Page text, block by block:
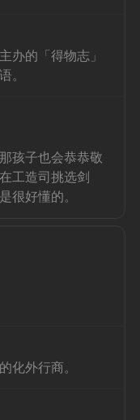
办的「得物志」
。
孩子也会恭恭敬
工造司挑选剑
好懂的。
化外行商。